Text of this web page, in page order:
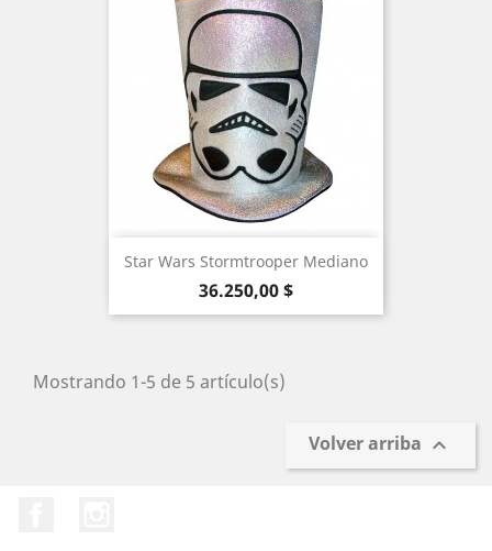
Star Wars Stormtrooper Mediano
Precio
36.250,00 $
Mostrando 1-5 de 5 artículo(s)
Volver arriba 